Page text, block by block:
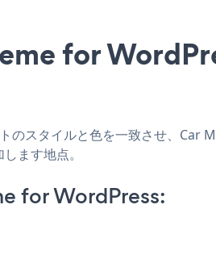
for
のスタイルと色を一致させ、Car
ます地点。
for WordPress: